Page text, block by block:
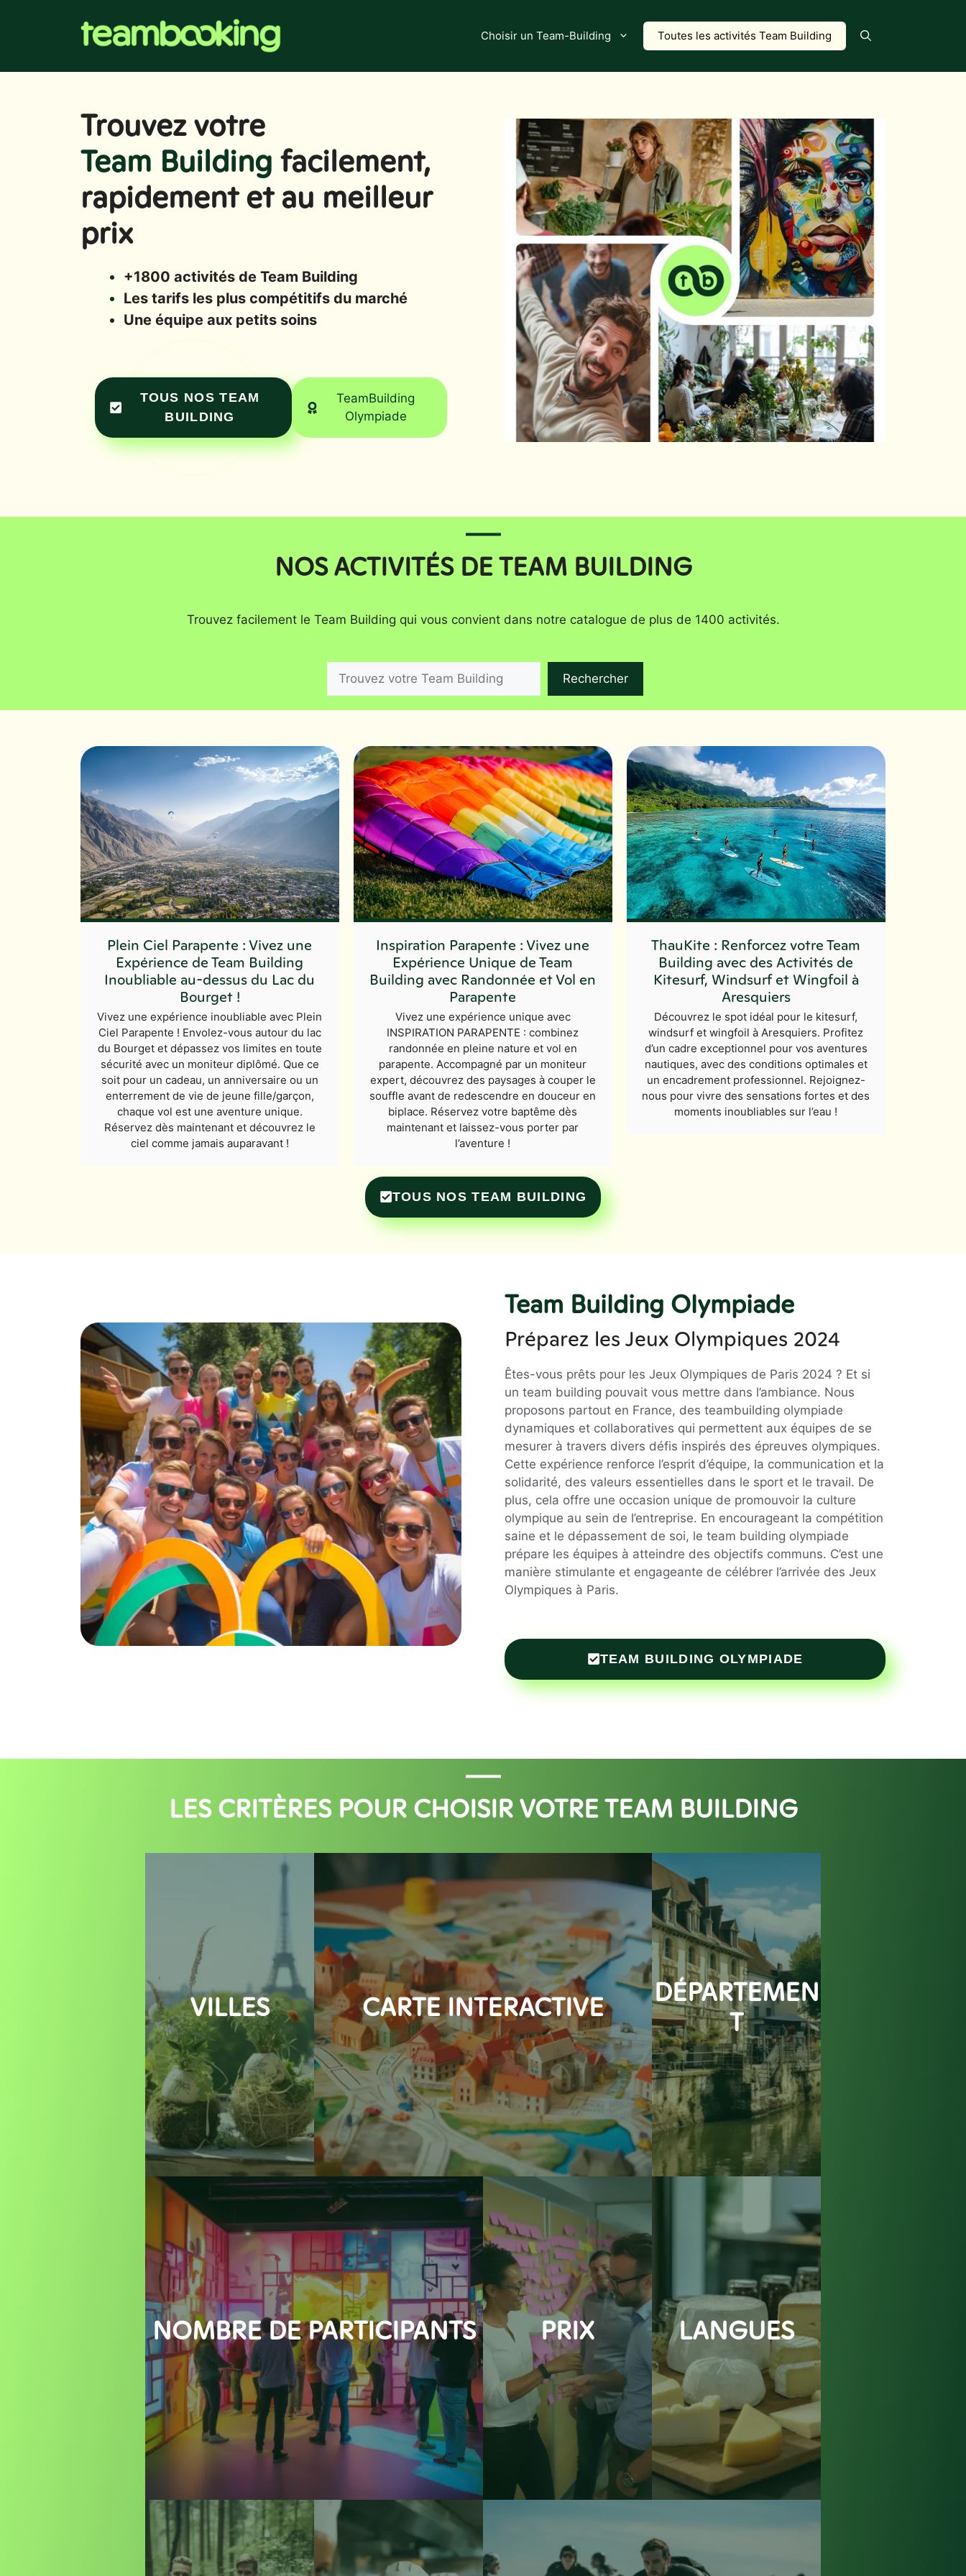
Choisir un Team-Building Toutes les activités Team Building
Trouvez votre
Team Building facilement,
rapidement et au meilleur
prix
+1800 activités de Team Building
Les tarifs les plus compétitifs du marché
Une équipe aux petits soins
TOUS NOS TEAM
BUILDING
TeamBuilding
Olympiade
NOS ACTIVITÉS DE TEAM BUILDING
Trouvez facilement le Team Building qui vous convient dans notre catalogue de plus de 1400 activités.
Rechercher
Plein Ciel Parapente : Vivez une
Expérience de Team Building
Inoubliable au-dessus du Lac du
Bourget !
Vivez une expérience inoubliable avec Plein
Ciel Parapente ! Envolez-vous autour du lac
du Bourget et dépassez vos limites en toute
sécurité avec un moniteur diplômé. Que ce
soit pour un cadeau, un anniversaire ou un
enterrement de vie de jeune fille/garçon,
chaque vol est une aventure unique.
Réservez dès maintenant et découvrez le
ciel comme jamais auparavant !
Inspiration Parapente : Vivez une
Expérience Unique de Team
Building avec Randonnée et Vol en
Parapente
Vivez une expérience unique avec
INSPIRATION PARAPENTE : combinez
randonnée en pleine nature et vol en
parapente. Accompagné par un moniteur
expert, découvrez des paysages à couper le
souffle avant de redescendre en douceur en
biplace. Réservez votre baptême dès
maintenant et laissez-vous porter par
l’aventure !
ThauKite : Renforcez votre Team
Building avec des Activités de
Kitesurf, Windsurf et Wingfoil à
Aresquiers
Découvrez le spot idéal pour le kitesurf,
windsurf et wingfoil à Aresquiers. Profitez
d’un cadre exceptionnel pour vos aventures
nautiques, avec des conditions optimales et
un encadrement professionnel. Rejoignez-
nous pour vivre des sensations fortes et des
moments inoubliables sur l’eau !
TOUS NOS TEAM BUILDING
Team Building Olympiade
Préparez les Jeux Olympiques 2024
Êtes-vous prêts pour les Jeux Olympiques de Paris 2024 ? Et si
un team building pouvait vous mettre dans l’ambiance. Nous
proposons partout en France, des teambuilding olympiade
dynamiques et collaboratives qui permettent aux équipes de se
mesurer à travers divers défis inspirés des épreuves olympiques.
Cette expérience renforce l’esprit d’équipe, la communication et la
solidarité, des valeurs essentielles dans le sport et le travail. De
plus, cela offre une occasion unique de promouvoir la culture
olympique au sein de l’entreprise. En encourageant la compétition
saine et le dépassement de soi, le team building olympiade
prépare les équipes à atteindre des objectifs communs. C’est une
manière stimulante et engageante de célébrer l’arrivée des Jeux
Olympiques à Paris.
TEAM BUILDING OLYMPIADE
LES CRITÈRES POUR CHOISIR VOTRE TEAM BUILDING
VILLES CARTE INTERACTIVE
DÉPARTEMEN
T
NOMBRE DE PARTICIPANTS PRIX LANGUES